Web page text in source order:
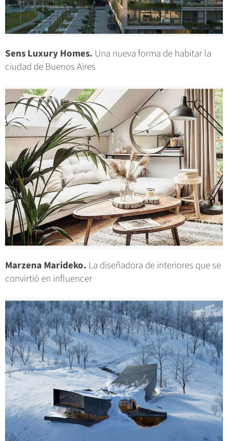
Sens Luxury Homes. Una nueva forma de habitar la
ciudad de Buenos Aires
Marzena Marideko. La diseñadora de interiores que se
convirtió en influencer